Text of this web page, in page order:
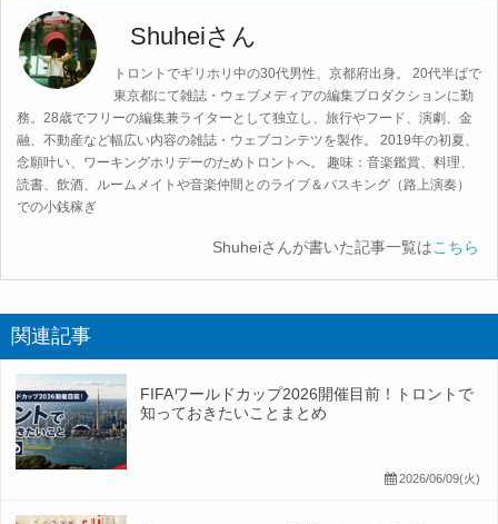
Shuheiさん
トロントでギリホリ中の30代男性、京都府出身。 20代半ばで
東京都にて雑誌・ウェブメディアの編集プロダクションに勤
務。28歳でフリーの編集兼ライターとして独立し、旅行やフード、演劇、金
融、不動産など幅広い内容の雑誌・ウェブコンテツを製作。 2019年の初夏、
念願叶い、ワーキングホリデーのためトロントへ。 趣味：音楽鑑賞、料理、
読書、飲酒、ルームメイトや音楽仲間とのライブ＆バスキング（路上演奏）
での小銭稼ぎ
Shuheiさんが書いた記事一覧はこちら
関連記事
FIFAワールドカップ2026開催目前！トロントで
知っておきたいことまとめ
2026/06/09(火)